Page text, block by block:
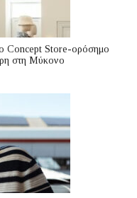
Concept Store-ορόσημο
στη Μύκονο